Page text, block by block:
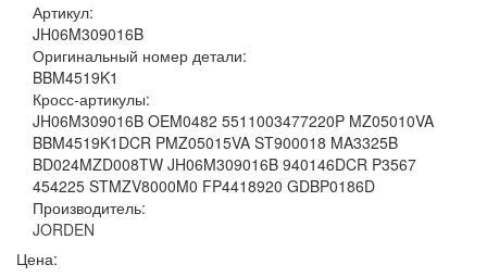
Артикул:
JH06M309016B
Оригинальный номер детали:
BBM4519K1
Кросс-артикулы:
JH06M309016B OEM0482 5511003477220P MZ05010VA
BBM4519K1DCR PMZ05015VA ST900018 MA3325B
BD024MZD008TW JH06M309016B 940146DCR P3567
454225 STMZV8000M0 FP4418920 GDBP0186D
Производитель:
JORDEN
Цена: